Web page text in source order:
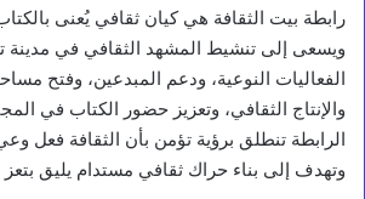
رابطة بيت الثقافة هي كيان ثقافي يُعنى
ويسعى إلى تنشيط المشهد الثقافي في مدينة
الفعاليات النوعية، ودعم المبدعين، وفتح
والإنتاج الثقافي، وتعزيز حضور الكتاب في
الرابطة تنطلق برؤية تؤمن بأن الثقافة فعل
وتهدف إلى بناء حراك ثقافي مستدام يليق بتعز